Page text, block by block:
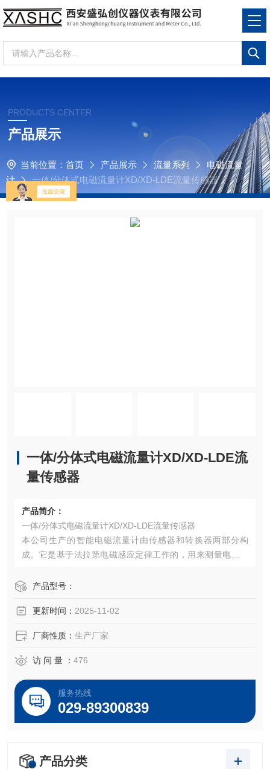
PRODUCTS CENTER
产品展示
当前位置： 首页 产品展示 流量系列
电磁流量
计
一体/分体式电磁流量计XD/XD-LDE流量传感器
一体/分体式电磁流量计XD/XD-LDE流
量传感器
产品简介：
一体/分体式电磁流量计XD/XD-LDE流量传感器
本公司生产的智能电磁流量计由传感器和转换器两部分构
成。它是基于法拉第电磁感应定律工作的，用来测量电导率
流量的感应式仪表。
产品型号：
更新时间： 2025-11-02
厂商性质： 生产厂家
访 问 量 ： 476
服务热线
029-89300839
产品分类